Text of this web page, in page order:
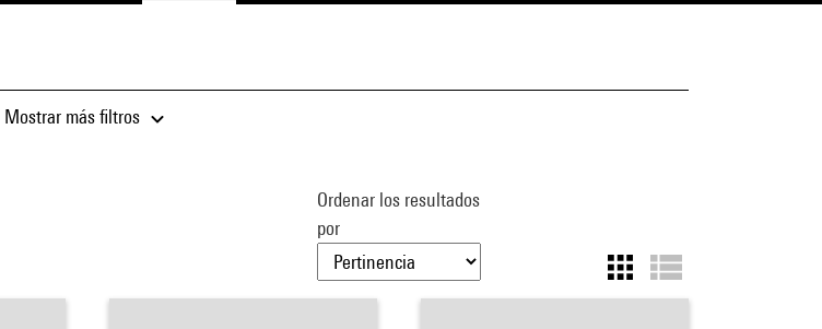
Mostrar más filtros
Ordenar los resultados
por